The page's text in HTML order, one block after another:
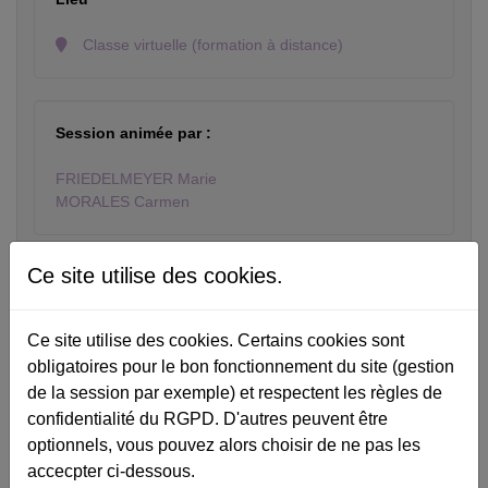
Classe virtuelle (formation à distance)
Session animée par :
FRIEDELMEYER Marie
MORALES Carmen
Ajouter au panier
Ce site utilise des cookies.
Ce site utilise des cookies. Certains cookies sont
obligatoires pour le bon fonctionnement du site (gestion
de la session par exemple) et respectent les règles de
confidentialité du RGPD. D'autres peuvent être
optionnels, vous pouvez alors choisir de ne pas les
accecpter ci-dessous.